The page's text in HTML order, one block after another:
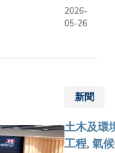
的發
展，雲
重量級
內地專
繞全球
創科格
電更快
熱電轉
換技術
的競賽
2026-
05-26
新聞
土木及環
工程, 氣